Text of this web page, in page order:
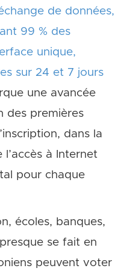
de données,
99 % des
unique,
sur 24 et 7 jours
une avancée
des premières
dans la
à Internet
pour chaque
écoles, banques,
se fait en
peuvent voter